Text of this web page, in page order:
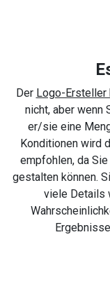
Der Logo-Ersteller
nicht, aber wenn
er/sie eine
Konditionen wird
empfohlen, da
gestalten können.
viele Details